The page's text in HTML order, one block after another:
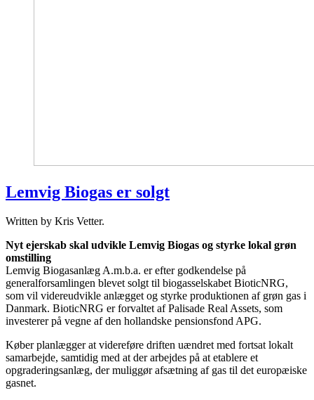
Lemvig Biogas er solgt
Written by Kris Vetter.
Nyt ejerskab skal udvikle Lemvig Biogas og styrke lokal grøn
omstilling
Lemvig Biogasanlæg A.m.b.a. er efter godkendelse på
generalforsamlingen blevet solgt til biogasselskabet BioticNRG,
som vil videreudvikle anlægget og styrke produktionen af grøn gas i
Danmark. BioticNRG er forvaltet af Palisade Real Assets, som
investerer på vegne af den hollandske pensionsfond APG.
Køber planlægger at videreføre driften uændret med fortsat lokalt
samarbejde, samtidig med at der arbejdes på at etablere et
opgraderingsanlæg, der muliggør afsætning af gas til det europæiske
gasnet.